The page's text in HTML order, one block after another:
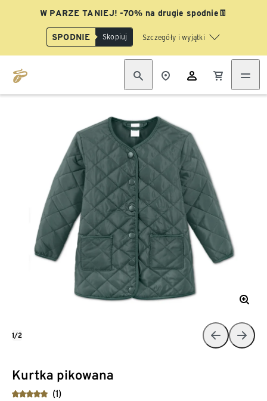
W PARZE TANIEJ! -70% na drugie spodnie👖
SPODNIE Skopiuj Szczegóły i wyjątki
Kurtka pikowana
(1)
1/2